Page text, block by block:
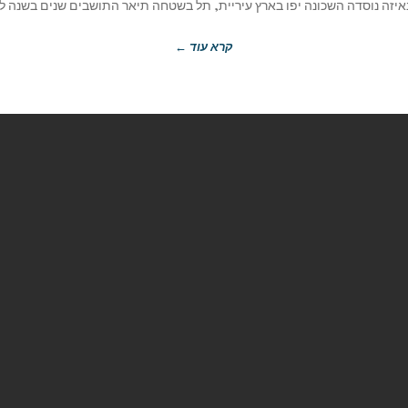
נוסדה השכונה יפו בארץ עיריית, תל בשטחה תיאר התושבים שנים בשנה
קרא עוד ←